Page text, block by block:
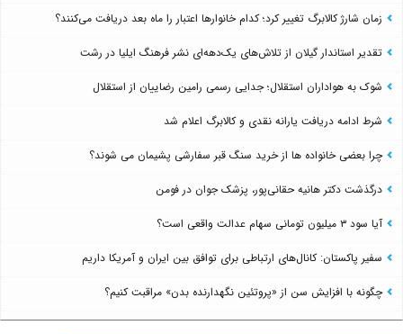
زمان شارژ کالابرگ تغییر کرد؛ کدام خانوارها اعتبار را ماه بعد دریافت می‌کنند؟
تقدیر استاندار گیلان از تلاش‌های یک‌دهه‌ای نشر فرهنگ ایلیا در رشت
شوک به هواداران استقلال؛ جدایی رسمی رامین رضاییان از استقلال
شرط ادامه دریافت یارانه نقدی و کالابرگ اعلام شد
چرا بعضی خانواده ها از خرید سنگ قبر سفارشی پشیمان می شوند؟
درگذشت دکتر هانیه حقانی‌پور، پزشک جوان در فومن
آیا سود ۳ میلیون تومانی سهام عدالت واقعی است؟
سفیر پاکستان: کانال‌های ارتباطی برای توافق بین ایران و آمریکا داریم
چگونه با افزایش سن از «پروتئین نگهدارنده بدن» مراقبت کنیم؟